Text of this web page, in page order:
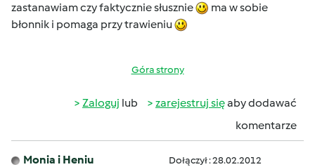
zastanawiam czy faktycznie słusznie
ma w sobie
błonnik i pomaga przy trawieniu
Góra strony
Zaloguj lub zarejestruj sięaby dodawać
komentarze
Monia i Heniu Dołączył : 28.02.2012